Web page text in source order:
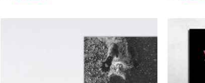
Adaugă
la
favorite